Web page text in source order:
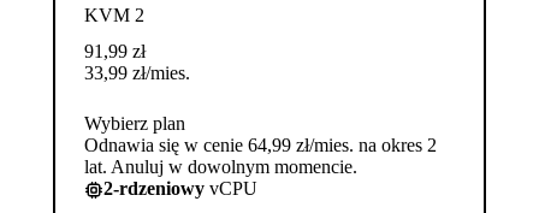
KVM 2
91,99 zł
33,99 zł/mies.
Wybierz plan
Odnawia się w cenie 64,99 zł/mies. na okres 2
lat. Anuluj w dowolnym momencie.
2-rdzeniowy vCPU